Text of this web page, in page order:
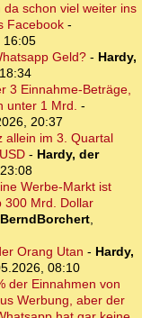
schon viel weiter ins
Facebook -
16:05
Geld?- Hardy,
3 Einnahme-Beträge,
unter 1 Mrd. -
20:37
allein im 3. Quartal
- Hardy, der
Werbe-Markt ist
300 Mrd. Dollar
BerndBorchert,
Orang Utan - Hardy,
08:10
der Einnahmen von
Werbung, aber der